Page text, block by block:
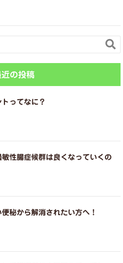

近の投稿
ってなに？
敏性腸症候群は良くなっていくの
秘から解消されたい方へ！